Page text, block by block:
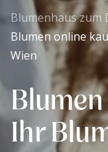
Blumenhaus zum
Blumen online
Wien
Ihr